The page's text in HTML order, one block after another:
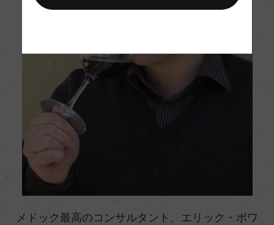
メドック最高のコンサルタント、エリック・ボワ